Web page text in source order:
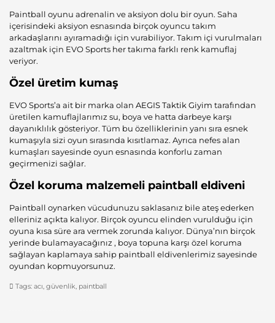
Paintball oyunu adrenalin ve aksiyon dolu bir oyun. Saha
içerisindeki aksiyon esnasında birçok oyuncu takım
arkadaşlarını ayıramadığı için vurabiliyor. Takım içi vurulmaları
azaltmak için EVO Sports her takıma farklı renk kamuflaj
veriyor.
Özel üretim kumaş
EVO Sports’a ait bir marka olan AEGIS Taktik Giyim tarafından
üretilen kamuflajlarımız su, boya ve hatta darbeye karşı
dayanıklılık gösteriyor. Tüm bu özelliklerinin yanı sıra esnek
kumaşıyla sizi oyun sırasında kısıtlamaz. Ayrıca nefes alan
kumaşları sayesinde oyun esnasında konforlu zaman
geçirmenizi sağlar.
Özel koruma malzemeli paintball eldiveni
Paintball oynarken vücudunuzu saklasanız bile ateş ederken
elleriniz açıkta kalıyor. Birçok oyuncu elinden vurulduğu için
oyuna kısa süre ara vermek zorunda kalıyor. Dünya’nın birçok
yerinde bulamayacağınız , boya topuna karşı özel koruma
sağlayan kaplamaya sahip paintball eldivenlerimiz sayesinde
oyundan kopmuyorsunuz.
Tags: acı, güvenlik, paintball